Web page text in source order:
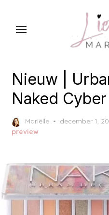
n
Nieuw |
Naked Cyber
Mariëlle
P
e
d
o
n
december 1,
preview